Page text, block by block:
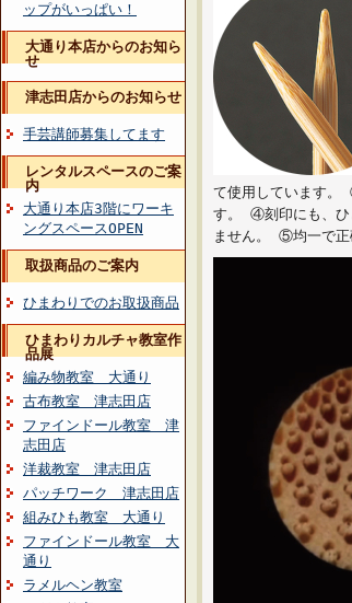
ップがいっぱい！
大通り本店からのお知ら
せ
津志田店からのお知らせ
手芸講師募集してます
レンタルスペースのご案
内
大通り本店3階にワーキ
ングスペースOPEN
取扱商品のご案内
ひまわりでのお取扱商品
ひまわりカルチャ教室作
品展
編み物教室 大通り
古布教室 津志田店
ファインドール教室 津
志田店
洋裁教室 津志田店
パッチワーク 津志田店
組みひも教室 大通り
ファインドール教室 大
通り
ラメルヘン教室
て使用しています。
す。 ④刻印にも、ひ
ません。 ⑤均一で正